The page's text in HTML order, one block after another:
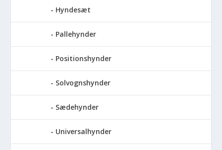
Hyndesæt
Pallehynder
Positionshynder
Solvognshynder
Sædehynder
Universalhynder